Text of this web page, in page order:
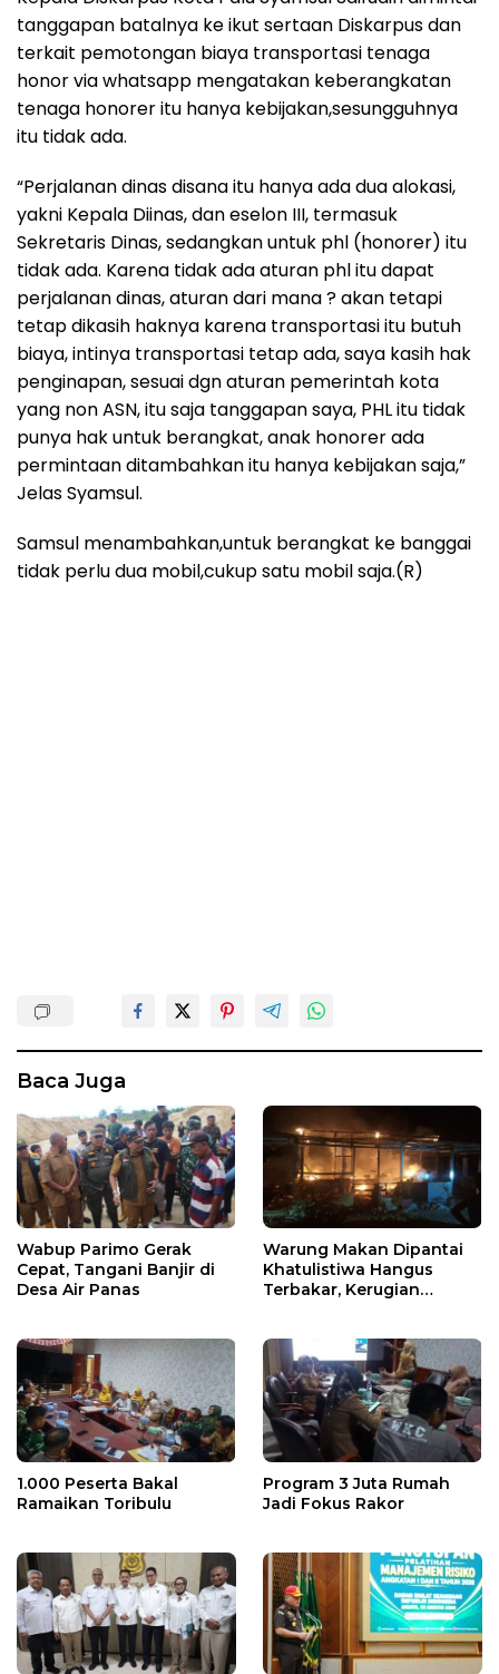
tanggapan batalnya ke ikut sertaan Diskarpus dan
terkait pemotongan biaya transportasi tenaga
honor via whatsapp mengatakan keberangkatan
tenaga honorer itu hanya kebijakan,sesungguhnya
itu tidak ada.
“Perjalanan dinas disana itu hanya ada dua alokasi,
yakni Kepala Diinas, dan eselon III, termasuk
Sekretaris Dinas, sedangkan untuk phl (honorer) itu
tidak ada. Karena tidak ada aturan phl itu dapat
perjalanan dinas, aturan dari mana ? akan tetapi
tetap dikasih haknya karena transportasi itu butuh
biaya, intinya transportasi tetap ada, saya kasih hak
penginapan, sesuai dgn aturan pemerintah kota
yang non ASN, itu saja tanggapan saya, PHL itu tidak
punya hak untuk berangkat, anak honorer ada
permintaan ditambahkan itu hanya kebijakan saja,”
Jelas Syamsul.
Samsul menambahkan,untuk berangkat ke banggai
tidak perlu dua mobil,cukup satu mobil saja.(R)
Baca Juga
Wabup Parimo Gerak
Cepat, Tangani Banjir di
Desa Air Panas
Warung Makan Dipantai
Khatulistiwa Hangus
Terbakar, Kerugian
1.000 Peserta Bakal
Ramaikan Toribulu
Program 3 Juta Rumah
Jadi Fokus Rakor